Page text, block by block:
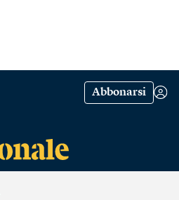
Abbonarsi